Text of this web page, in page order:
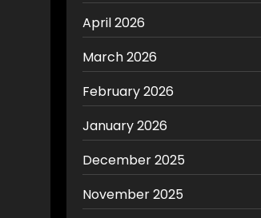
April 2026
March 2026
February 2026
January 2026
December 2025
November 2025